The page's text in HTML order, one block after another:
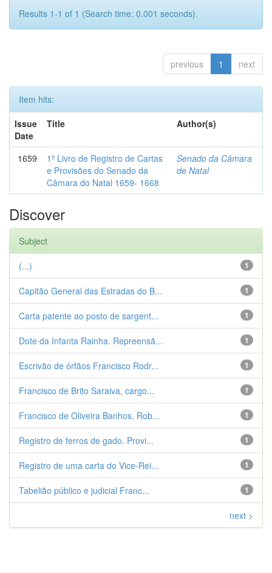
Results 1-1 of 1 (Search time: 0.001 seconds).
previous 1 next
Item hits:
Issue
Date
Title Author(s)
1659
1º Livro de Registro de Cartas
e Provisões do Senado da
Câmara do Natal 1659- 1668
Senado da Câmara
de Natal
Discover
Subject
1
(...)
1
Capitão General das Estradas do B...
1
Carta patente ao posto de sargent...
1
Dote da Infanta Rainha. Repreensã...
1
Escrivão de órfãos Francisco Rodr...
1
Francisco de Brito Saraiva, cargo...
1
Francisco de Oliveira Banhos. Rob...
1
Registro de ferros de gado. Provi...
1
Registro de uma carta do Vice-Rei...
1
Tabelião público e judicial Franc...
next >